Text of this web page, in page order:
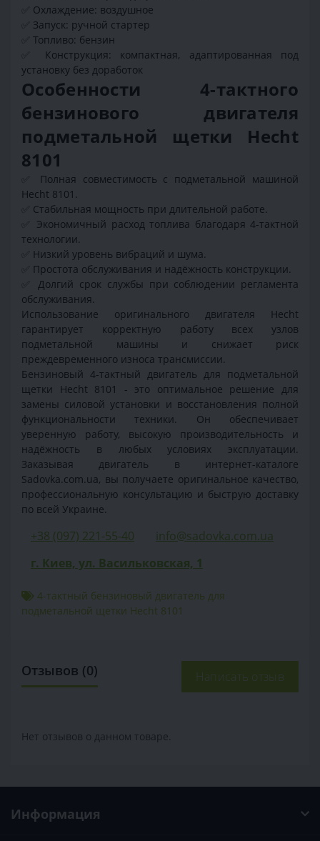
✅ Охлаждение: воздушное
✅ Запуск: ручной стартер
✅ Топливо: бензин
✅ Конструкция: компактная, адаптированная под
установку без доработок
Особенности 4-тактного
бензинового двигателя
подметальной щетки Hecht
8101
✅ Полная совместимость с подметальной машиной
Hecht 8101.
✅ Стабильная мощность при длительной работе.
✅ Экономичный расход топлива благодаря 4-тактной
технологии.
✅ Низкий уровень вибраций и шума.
✅ Простота обслуживания и надёжность конструкции.
✅ Долгий срок службы при соблюдении регламента
обслуживания.
Использование оригинального двигателя Hecht
гарантирует корректную работу всех узлов
подметальной машины и снижает риск
преждевременного износа трансмиссии.
Бензиновый 4-тактный двигатель для подметальной
щетки Hecht 8101 - это оптимальное решение для
замены силовой установки и восстановления полной
функциональности техники. Он обеспечивает
уверенную работу, высокую производительность и
надёжность в любых условиях эксплуатации.
Заказывая двигатель в интернет-каталоге
Sadovka.com.ua, вы получаете оригинальное качество,
профессиональную консультацию и быструю доставку
по всей Украине.
+38 (097) 221-55-40
info@sadovka.com.ua
г. Киев, ул. Васильковская, 1
4-тактный бензиновый двигатель для
подметальной щетки Hecht 8101
Отзывов (0) Написать отзыв
Нет отзывов о данном товаре.
Информация